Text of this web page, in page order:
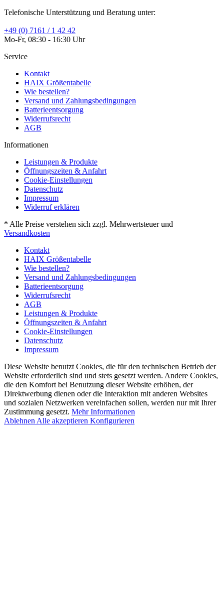
Telefonische Unterstützung und Beratung unter:
+49 (0) 7161 / 1 42 42
Mo-Fr, 08:30 - 16:30 Uhr
Service
Kontakt
HAIX Größentabelle
Wie bestellen?
Versand und Zahlungsbedingungen
Batterieentsorgung
Widerrufsrecht
AGB
Informationen
Leistungen & Produkte
Öffnungszeiten & Anfahrt
Cookie-Einstellungen
Datenschutz
Impressum
Widerruf erklären
* Alle Preise verstehen sich zzgl. Mehrwertsteuer und
Versandkosten
Kontakt
HAIX Größentabelle
Wie bestellen?
Versand und Zahlungsbedingungen
Batterieentsorgung
Widerrufsrecht
AGB
Leistungen & Produkte
Öffnungszeiten & Anfahrt
Cookie-Einstellungen
Datenschutz
Impressum
Diese Website benutzt Cookies, die für den technischen Betrieb der
Website erforderlich sind und stets gesetzt werden. Andere Cookies,
die den Komfort bei Benutzung dieser Website erhöhen, der
Direktwerbung dienen oder die Interaktion mit anderen Websites
und sozialen Netzwerken vereinfachen sollen, werden nur mit Ihrer
Zustimmung gesetzt. Mehr Informationen
Ablehnen Alle akzeptieren Konfigurieren